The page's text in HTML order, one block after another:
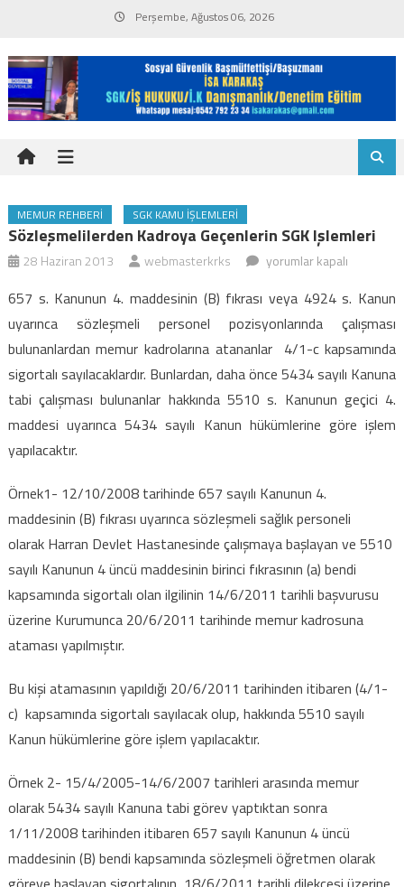
content
Perşembe, Ağustos 06, 2026
MEMUR REHBERI SGK KAMU İŞLEMLERI
Sözleşmelilerden Kadroya Geçenlerin SGK Işlemleri
28 Haziran 2013 webmasterkrks
Sözleşmelilerden
geçenlerin
SGK
işlemleri
için
yorumlar kapalı
657 s. Kanunun 4. maddesinin (B) fıkrası veya 4924 s. Kanun
uyarınca sözleşmeli personel pozisyonlarında çalışması
bulunanlardan memur kadrolarına atananlar 4/1-c kapsamında
sigortalı sayılacaklardır. Bunlardan, daha önce 5434 sayılı Kanuna
tabi çalışması bulunanlar hakkında 5510 s. Kanunun geçici 4.
maddesi uyarınca 5434 sayılı Kanun hükümlerine göre işlem
yapılacaktır.
Örnek1- 12/10/2008 tarihinde 657 sayılı Kanunun 4.
maddesinin (B) fıkrası uyarınca sözleşmeli sağlık personeli
olarak Harran Devlet Hastanesinde çalışmaya başlayan ve 5510
sayılı Kanunun 4 üncü maddesinin birinci fıkrasının (a) bendi
kapsamında sigortalı olan ilgilinin 14/6/2011 tarihli başvurusu
üzerine Kurumunca 20/6/2011 tarihinde memur kadrosuna
ataması yapılmıştır.
Bu kişi atamasının yapıldığı 20/6/2011 tarihinden itibaren (4/1-
c) kapsamında sigortalı sayılacak olup, hakkında 5510 sayılı
Kanun hükümlerine göre işlem yapılacaktır.
Örnek 2- 15/4/2005-14/6/2007 tarihleri arasında memur
olarak 5434 sayılı Kanuna tabi görev yaptıktan sonra
1/11/2008 tarihinden itibaren 657 sayılı Kanunun 4 üncü
maddesinin (B) bendi kapsamında sözleşmeli öğretmen olarak